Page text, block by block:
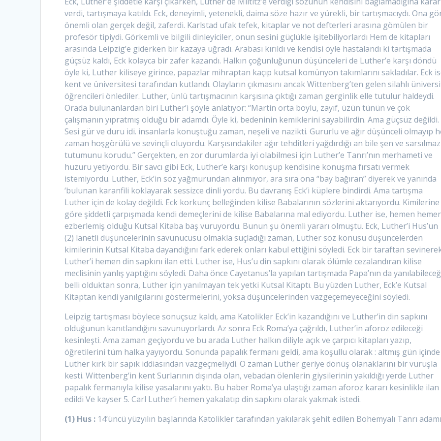
verdi, tartışmaya katıldı. Eck, deneyimli, yetenekli, daima söze hazır ve yürekli, bir tartışmacıydı. Ona
önemli olan gerçek değil, zaferdi. Karlstad ufak tefek, kitaplar ve not defterleri arasına gömülen bir
profesör tipiydi. Görkemli ve bilgili dinleyiciler, onun sesini güçlükle işitebiliyorlardı Hem de kitapları
arasında Leipzig’e giderken bir kazaya uğradı. Arabası kırıldı ve kendisi öyle hastalandı ki tartışmada
güçsüz kaldı, Eck kolayca bir zafer kazandı. Halkın çoğunluğunun düşünceleri de Luther’e karşı döndü
öyle ki, Luther kiliseye girince, papazlar mihraptan kaçıp kutsal komünyon takımlarını sakladılar. Eck
kent ve üniversitesi tarafından kutlandı. Olayların çıkmasını ancak Wittenberg’ten gelen silahlı
öğrencileri önlediler. Luther, ünlü tartışmacının karşısına çıktığı zaman gerginlik elle tutulur haldeydi.
Orada bulunanlardan biri Luther’i şöyle anlatıyor: “Martin orta boylu, zayıf, üzün tünün ve çok
çalışmanın yıpratmış olduğu bir adamdı. Öyle ki, bedeninin kemiklerini sayabilirdin. Ama güçsüz değildi.
Sesi gür ve duru idi. insanlarla konuştuğu zaman, neşeli ve nazikti. Gururlu ve ağır düşünceli olmayıp
zaman hoşgörülü ve sevinçli oluyordu. Karşısındakiler ağır tehditleri yağdırdığı an bile şen ve sarsılmaz
tutumunu korudu.” Gerçekten, en zor durumlarda iyi olabilmesi için Luther’e Tanrı’nın merhameti ve
huzuru yetiyordu. Bir savcı gibi Eck, Luther’e karşı konuşup kendisine konuşma fırsatı vermek
istemiyordu. Luther, Eck’in söz yağmurundan alınmıyor, ara sıra ona “bay bağıran” diyerek ve yanında
‘bulunan karanfili koklayarak sessizce dinli yordu. Bu davranış Eck’i küplere bindirdi. Ama tartışma
Luther için de kolay değildi. Eck korkunç belleğinden kilise Babalarının sözlerini aktarıyordu. Kimilerine
göre şiddetli çarpışmada kendi demeçlerini de kilise Babalarına mal ediyordu. Luther ise, hemen
ezberlemiş olduğu Kutsal Kitaba baş vuruyordu. Bunun şu önemli yararı olmuştu. Eck, Luther’i Hus’un
(2) lanetli düşüncelerinin savunucusu olmakla suçladığı zaman, Luther söz konusu düşüncelerden
kimilerinin Kutsal Kitaba dayandığını fark ederek onları kabul ettiğini söyledi. Eck bir taraftan
Luther’i hemen din sapkını ilan etti. Luther ise, Hus’u din sapkını olarak ölümle cezalandıran kilise
meclisinin yanlış yaptığını söyledi. Daha önce Cayetanus’la yapılan tartışmada Papa’nın da
belli olduktan sonra, Luther için yanılmayan tek yetki Kutsal Kitaptı. Bu yüzden Luther, Eck’e Kutsal
Kitaptan kendi yanılgılarını göstermelerini, yoksa düşüncelerinden vazgeçemeyeceğini söyledi.
Leipzig tartışması böylece sonuçsuz kaldı, ama Katolikler Eck’in kazandığını ve Luther’in din sapkını
olduğunun kanıtlandığını savunuyorlardı. Az sonra Eck Roma’ya çağrıldı, Luther’in aforoz edileceği
kesinleşti. Ama zaman geçiyordu ve bu arada Luther halkın diliyle açık ve çarpıcı kitapları yazıp,
öğretilerini tüm halka yayıyordu. Sonunda papalık fermanı geldi, ama koşullu olarak : altmış gün içinde
Luther kırk bir sapık iddiasından vazgeçmeliydi. O zaman Luther geriye dönüş olanaklarını bir vuruşla
kesti. Wittenberg’in kent Surlarının dışında olan, vebadan ölenlerin giysilerinin yakıldığı yerde Luther
papalık fermanıyla kilise yasalarını yaktı. Bu haber Roma’ya ulaştığı zaman aforoz kararı kesinlikle ilan
edildi Ve kayser 5. Carl Luther’i hemen yakalatıp din sapkını olarak yakmak istedi.
(1) Hus : 14’üncü yüzyılın başlarında Katolikler tarafından yakılarak şehit edilen Bohemyalı Tanrı